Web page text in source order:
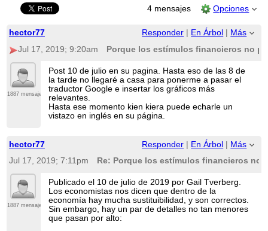
4 mensajes
Opciones
hector77 Responder En Árbol
Más
Jul 17, 2019; 9:20am
Porque los estímulos financieros no
1887 mensajes
Post 10 de julio en su pagina. Hasta eso de las 8 de
la tarde no llegaré a casa para ponerme a pasar el
traductor Google e insertar los gráficos más
relevantes.
Hasta ese momento kien kiera puede echarle un
vistazo en inglés en su página.
hector77 Responder En Árbol
Más
Jul 17, 2019; 7:11pm
Re: Porque los estímulos financieros no
1887 mensajes
Publicado el 10 de julio de 2019 por Gail Tverberg.
Los economistas nos dicen que dentro de la
economía hay mucha sustituibilidad, y son correctos.
Sin embargo, hay un par de detalles no tan menores
que pasan por alto: